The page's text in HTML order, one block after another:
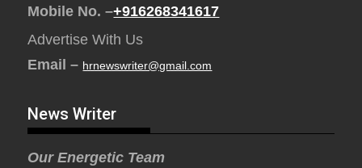
Mobile No. –+916268341617
Advertise With Us
Email – hrnewswriter@gmail.com
News Writer
Our Energetic Team